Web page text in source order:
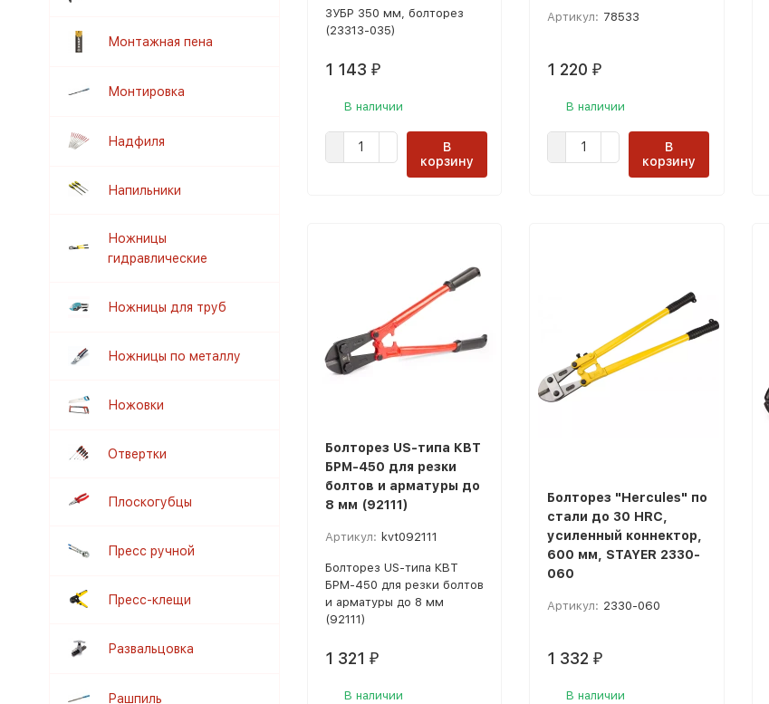
ЗУБР 350 мм, болторез
(23313-035)
1 143 ₽
В наличии
В
корзину
Артикул: 78533
1 220 ₽
В наличии
В
корзину
Болторез US-типа КВТ
БРМ-450 для резки
болтов и арматуры до
8 мм (92111)
Артикул: kvt092111
Болторез US-типа КВТ
БРМ-450 для резки болтов
и арматуры до 8 мм
(92111)
1 321 ₽
В наличии
Болторез "Hercules" по
стали до 30 HRC,
усиленный коннектор,
600 мм, STAYER 2330-
060
Артикул: 2330-060
1 332 ₽
В наличии
Монтажная пена
Монтировка
Надфиля
Напильники
Ножницы
гидравлические
Ножницы для труб
Ножницы по металлу
Ножовки
Отвертки
Плоскогубцы
Пресс ручной
Пресс-клещи
Развальцовка
Рашпиль